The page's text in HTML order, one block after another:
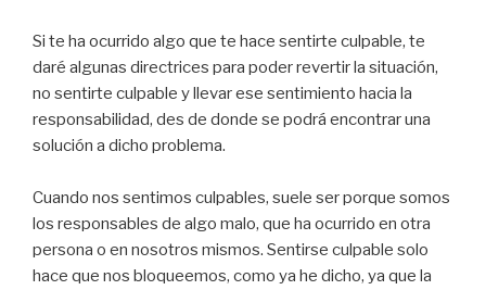
Si te ha ocurrido algo que te hace sentirte culpable, te
daré algunas directrices para poder revertir la situación,
no sentirte culpable y llevar ese sentimiento hacia la
responsabilidad, des de donde se podrá encontrar una
solución a dicho problema.
Cuando nos sentimos culpables, suele ser porque somos
los responsables de algo malo, que ha ocurrido en otra
persona o en nosotros mismos. Sentirse culpable solo
hace que nos bloqueemos, como ya he dicho, ya que la